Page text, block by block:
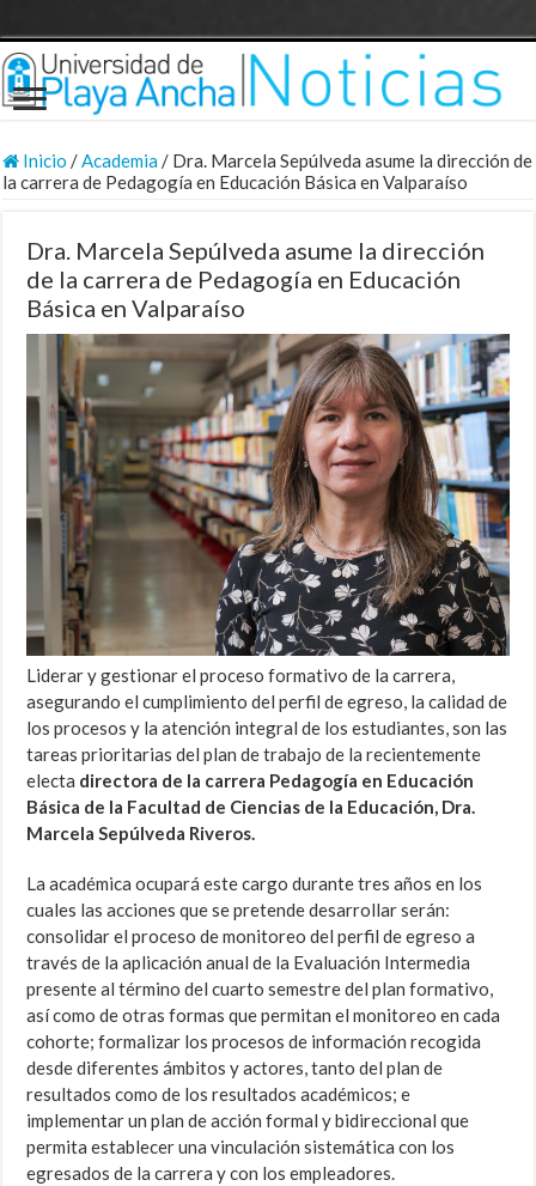
Inicio /Academia/ Dra. Marcela Sepúlveda asume la dirección de
la carrera de Pedagogía en Educación Básica en Valparaíso
Dra. Marcela Sepúlveda asume la dirección
de la carrera de Pedagogía en Educación
Básica en Valparaíso
Liderar y gestionar el proceso formativo de la carrera,
asegurando el cumplimiento del perfil de egreso, la calidad de
los procesos y la atención integral de los estudiantes, son las
tareas prioritarias del plan de trabajo de la recientemente
electa directora de la carrera Pedagogía en Educación
Básica de la Facultad de Ciencias de la Educación, Dra.
Marcela Sepúlveda Riveros.
La académica ocupará este cargo durante tres años en los
cuales las acciones que se pretende desarrollar serán:
consolidar el proceso de monitoreo del perfil de egreso a
través de la aplicación anual de la Evaluación Intermedia
presente al término del cuarto semestre del plan formativo,
así como de otras formas que permitan el monitoreo en cada
cohorte; formalizar los procesos de información recogida
desde diferentes ámbitos y actores, tanto del plan de
resultados como de los resultados académicos; e
implementar un plan de acción formal y bidireccional que
permita establecer una vinculación sistemática con los
egresados de la carrera y con los empleadores.